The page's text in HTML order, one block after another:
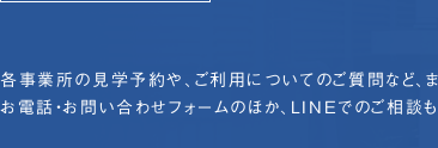
各事業所の見学予約や、ご利用についてのご質問など、ま
お電話・お問い合わせフォームのほか、LINEでのご相談も